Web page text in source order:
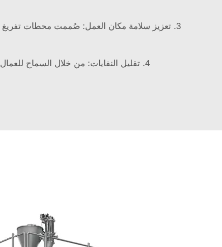
3. تعزيز سلامة مكان العمل: صُممت محطات تفريغ
4. تقليل النفايات: من خلال السماح للعمال بتفريغ الأكياس الضخمة بكفاءة، تساعد محطات تفريغ الأكياس على تقليل النفايات وتوفير تكاليف التخلص منها.